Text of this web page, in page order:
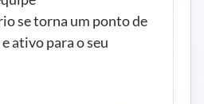
se torna um ponto de
ativo para o seu